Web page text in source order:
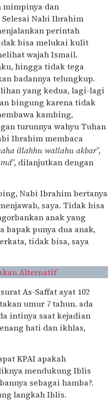
mimpinya dan
Nabi Ibrahim
perintah
bisa melukai kulit
wajah Ismail.
hingga tidak tega
badannya telungkup.
yang kedua, lagi-lagi
bingung karena tidak
kambing,
turunnya wahyu Tuhan
Ibrahim membaca
illahhu wallahu akbar”,
”, dilanjutkan dengan
Nabi Ibrahim bertanya
saya. Tidak bisa
anak yang
bapak punya dua anak,
tidak bisa, saya
Alternatif
As-Saffat ayat 102
umur 7 tahun. ada
intinya saat kejadian
hati dan ikhlas,
KPAI apakah
mendukung Iblis
sebagai hamba?.
langkah Iblis.